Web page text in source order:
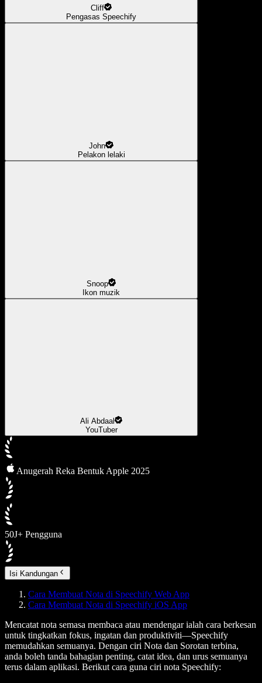
Cliff
Pengasas Speechify
John
Pelakon lelaki
Snoop
Ikon muzik
Ali Abdaal
YouTuber
Anugerah Reka Bentuk Apple 2025
50J+ Pengguna
Isi Kandungan
Cara Membuat Nota di Speechify Web App
Cara Membuat Nota di Speechify iOS App
Mencatat nota semasa membaca atau mendengar ialah cara berkesan
untuk tingkatkan fokus, ingatan dan produktiviti—Speechify
memudahkan semuanya. Dengan ciri Nota dan Sorotan terbina,
anda boleh tanda bahagian penting, catat idea, dan urus semuanya
terus dalam aplikasi. Berikut cara guna ciri nota Speechify: